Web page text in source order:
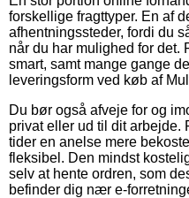
forskellige fragttyper. En af
afhentningssteder, fordi du
når du har mulighed for det.
smart, samt mange gange
leveringsform ved køb af
Du bør også afveje for og
privat eller ud til dit arbejde.
tider en anelse mere
fleksibel. Den mindst
selv at hente ordren, som
befinder dig nær e-